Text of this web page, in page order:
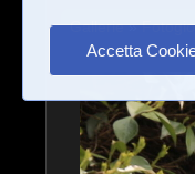
Accetta
Gallerie»